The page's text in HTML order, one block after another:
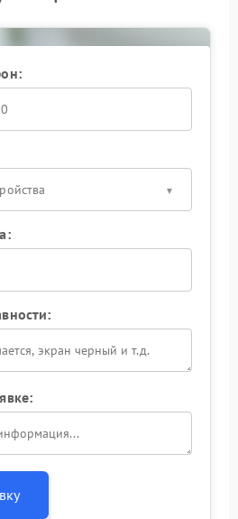
в перечень услуг сервисного
более серьёзных
срок службы прибора.